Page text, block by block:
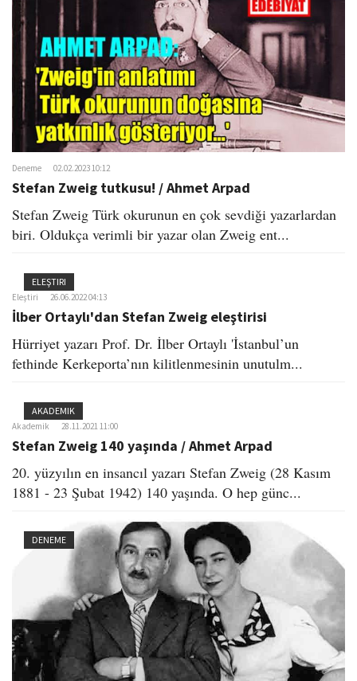
o
n
Deneme 02.02.2023 10:12
Stefan Zweig tutkusu! / Ahmet Arpad
Stefan Zweig Türk okurunun en çok sevdiği yazarlardan
biri. Oldukça verimli bir yazar olan Zweig ent...
ELEŞTIRI
Eleştiri 26.06.2022 04:13
İlber Ortaylı'dan Stefan Zweig eleştirisi
Hürriyet yazarı Prof. Dr. İlber Ortaylı 'İstanbul’un
fethinde Kerkeporta’nın kilitlenmesinin unutulm...
AKADEMIK
Akademik 28.11.2021 11:00
Stefan Zweig 140 yaşında / Ahmet Arpad
20. yüzyılın en insancıl yazarı Stefan Zweig (28 Kasım
1881 - 23 Şubat 1942) 140 yaşında. O hep günc...
DENEME